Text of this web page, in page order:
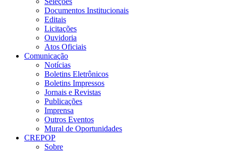
Documentos Institucionais
Editais
Licitações
Ouvidoria
Atos Oficiais
Comunicação
Notícias
Boletins Eletrônicos
Boletins Impressos
Jornais e Revistas
Publicações
Imprensa
Outros Eventos
Mural de Oportunidades
CREPOP
Sobre